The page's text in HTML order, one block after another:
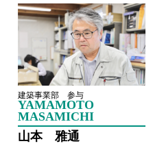
建築事業部 参与
YAMAMOTO
MASAMICHI
山本 雅通